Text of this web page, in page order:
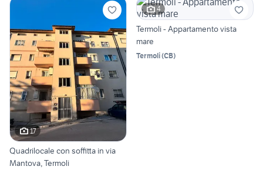
17
Quadrilocale con soffitta in via
Mantova, Termoli
4
Termoli - Appartamento vista
mare
Termoli(CB)